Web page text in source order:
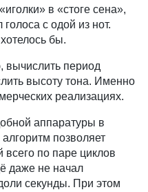
в «стоге сена»,
голоса с одой из нот.
бы.
вычислить период
высоту тона. Именно
реализациях.
аппаратуры в
позволяет
всего по паре циклов
даже не начал
секунды. При этом